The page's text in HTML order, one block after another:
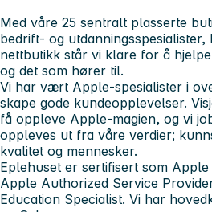
Med våre 25 sentralt plasserte
bedrift- og utdanningsspesialister,
nettbutikk står vi klare for å
og det som hører til.
Vi har vært Apple-spesialister i
skape gode kundeopplevelser.
få oppleve Apple-magien, og vi
oppleves ut fra våre verdier;
kvalitet og mennesker.
Eplehuset er sertifisert som
Apple Authorized Service
Education Specialist. Vi har